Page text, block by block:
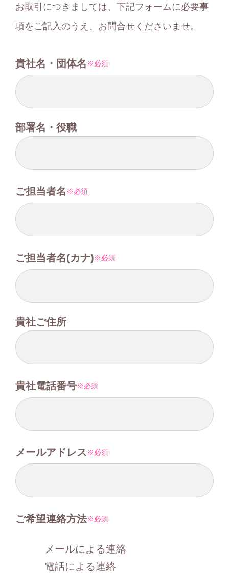
お取引につきましては、下記フォームに必要事
項をご記入のうえ、 お問合せくださいませ。
貴社名・団体名 必須
部署名・役職
ご担当者名 必須
ご担当者名(カナ) 必須
貴社ご住所
貴社電話番号 必須
メールアドレス 必須
ご希望連絡方法 必須
メールによる連絡
電話による連絡